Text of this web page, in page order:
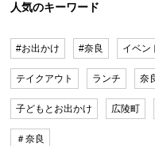
人気のキーワード
#お出かけ #奈良 イベン
テイクアウト ランチ 奈
子どもとお出かけ 広陵町
＃奈良